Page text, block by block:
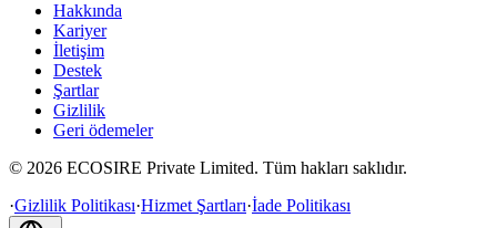
Hakkında
Kariyer
İletişim
Destek
Şartlar
Gizlilik
Geri ödemeler
© 2026 ECOSIRE Private Limited. Tüm hakları saklıdır.
·Gizlilik Politikası·Hizmet Şartları·İade Politikası